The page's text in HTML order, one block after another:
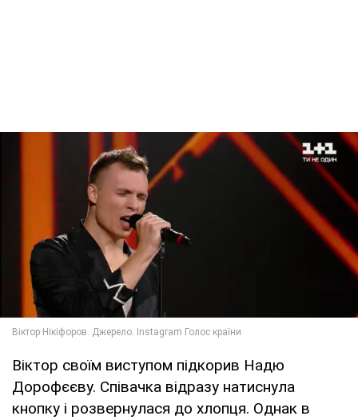
Віктор своїм виступом підкорив Надю
Дорофєєву. Співачка відразу натиснула
кнопку і розвернулася до хлопця. Однак в